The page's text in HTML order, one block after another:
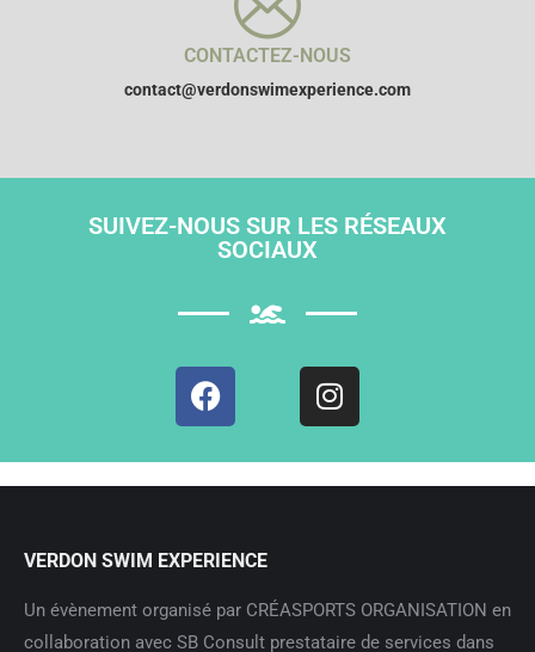
CONTACTEZ-NOUS
contact@verdonswimexperience.com
SUIVEZ-NOUS SUR LES RÉSEAUX
SOCIAUX
VERDON SWIM EXPERIENCE
Un évènement organisé par CRÉASPORTS ORGANISATION en
collaboration avec SB Consult prestataire de services dans